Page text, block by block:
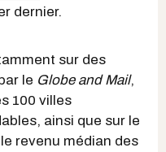
dernier.
sur des
le Globe and Mail,
100 villes
ainsi que sur le
revenu médian des